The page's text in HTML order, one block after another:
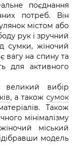
поєднання
потреб. Він
містом або
рук і зручний
сумки, жіночий
вагу на спину та
для активного
великий вибір
, а також сумок
Також
мінімалізму
міський
модель